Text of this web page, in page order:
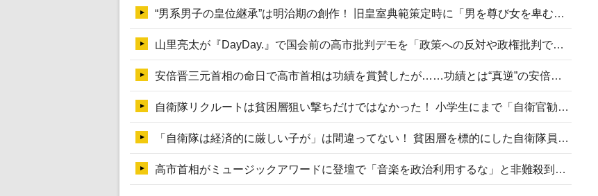
“男系男子の皇位継承”は明治期の創作！ 旧皇室典範策定時に「男を尊び女を卑むの慣習、人民の脳髄」とトンデモ論で女性天皇を否定
山里亮太が『DayDay.』で国会前の高市批判デモを「政策への反対や政権批判でない」と捻じ曲げ解説 デモ参加者から批判殺到
安倍晋三元首相の命日で高市首相は功績を賞賛したが……功績とは“真逆”の安倍元首相のトンデモ発言を振り返る
自衛隊リクルートは貧困層狙い撃ちだけではなかった！ 小学生にまで「自衛官勧誘」目的のパンフレット作成
「自衛隊は経済的に厳しい子が」は間違ってない！ 貧困層を標的にした自衛隊員募集、やす子、山上被告も…日本でも進む“経済的徴兵制”
高市首相がミュージックアワードに登壇で「音楽を政治利用するな」と非難殺到！ MAJの国策的本質を批判する声も